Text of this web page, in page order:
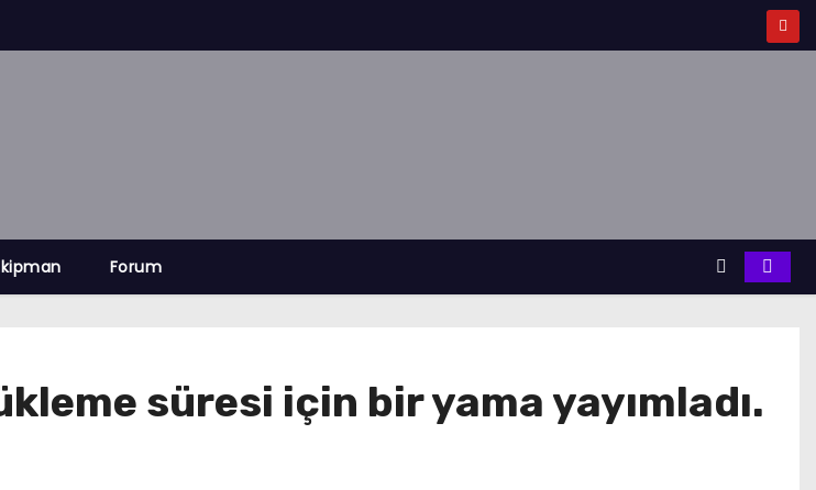
Forum
süresi için bir yama yayımladı.